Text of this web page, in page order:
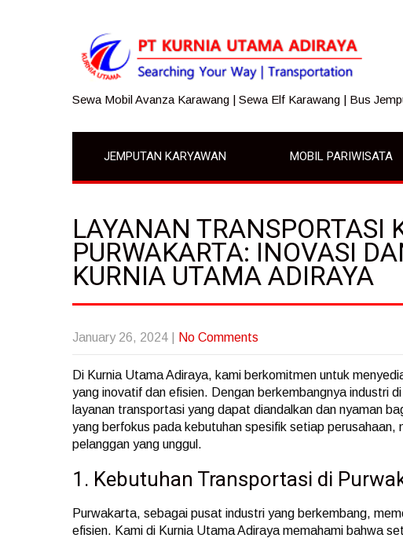
Sewa Mobil Avanza Karawang | Sewa Elf Karawang | Bus
JEMPUTAN KARYAWAN MOBIL PARIWISATA
LAYANAN TRANSPORTASI
PURWAKARTA: INOVASI
KURNIA UTAMA ADIRAYA
January 26, 2024 No Comments
Di Kurnia Utama Adiraya, kami berkomitmen untuk
yang inovatif dan efisien. Dengan berkembangnya industri
layanan transportasi yang dapat diandalkan dan nyaman
yang berfokus pada kebutuhan spesifik setiap perusahaan,
pelanggan yang unggul.
1. Kebutuhan Transportasi di
Purwakarta, sebagai pusat industri yang berkembang,
efisien. Kami di Kurnia Utama Adiraya memahami bahwa